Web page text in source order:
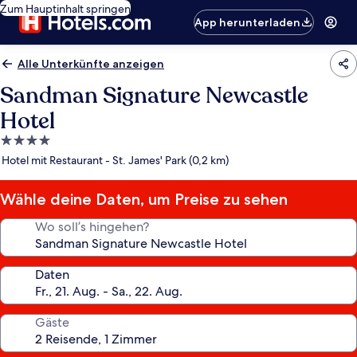
Zum Hauptinhalt springen
App herunterladen
Alle Unterkünfte anzeigen
Sandman Signature Newcastle
Hotel
4.0-
Sterne-
Hotel mit Restaurant - St. James' Park (0,2 km)
Wähle deine Daten, um Preise zu sehen
Wo soll’s hingehen?
Daten
Gäste